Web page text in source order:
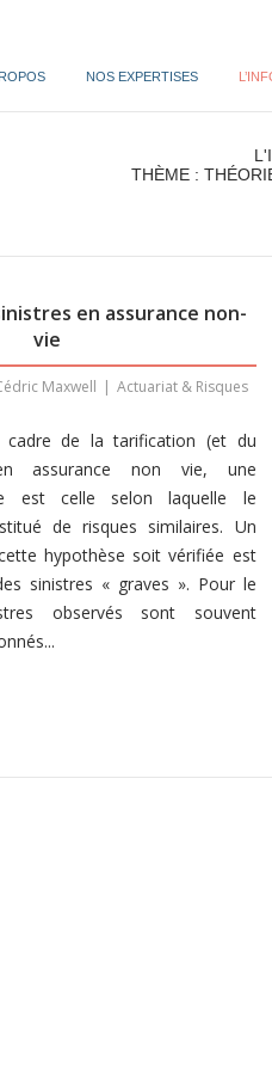
NOS EXPERTISES
THÈME :
en assurance non-
vie
Maxwell Actuariat & Risques
cadre de la tarification (et du
assurance non vie, une
est celle selon laquelle le
de risques similaires. Un
hypothèse soit vérifiée est
sinistres « graves ». Pour le
observés sont souvent